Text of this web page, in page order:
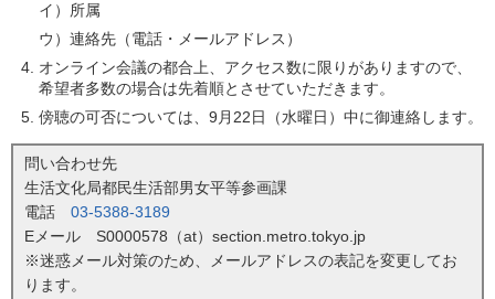
イ）所属
ウ）連絡先（電話・メールアドレス）
オンライン会議の都合上、アクセス数に限りがありますので、
希望者多数の場合は先着順とさせていただきます。
傍聴の可否については、9月22日（水曜日）中に御連絡します。
問い合わせ先
生活文化局都民生活部男女平等参画課
電話 03-5388-3189
Eメール S0000578（at）section.metro.tokyo.jp
※迷惑メール対策のため、メールアドレスの表記を変更してお
ります。